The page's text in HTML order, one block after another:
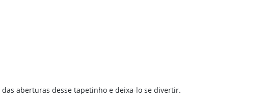
aberturas desse tapetinho e deixa-lo se divertir.